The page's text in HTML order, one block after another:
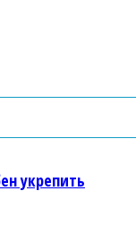
укрепить